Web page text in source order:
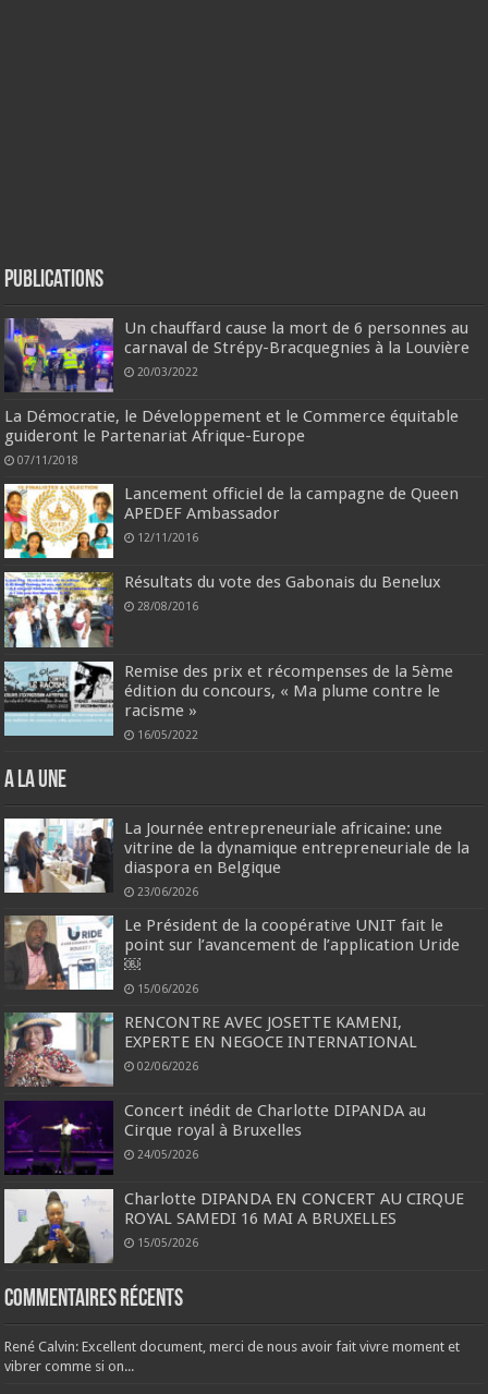
Publications
Un chauffard cause la mort de 6 personnes au
carnaval de Strépy-Bracquegnies à la Louvière
20/03/2022
La Démocratie, le Développement et le Commerce équitable
guideront le Partenariat Afrique-Europe
07/11/2018
Lancement officiel de la campagne de Queen
APEDEF Ambassador
12/11/2016
Résultats du vote des Gabonais du Benelux
28/08/2016
Remise des prix et récompenses de la 5ème
édition du concours, « Ma plume contre le
racisme »
16/05/2022
A la une
La Journée entrepreneuriale africaine: une
vitrine de la dynamique entrepreneuriale de la
diaspora en Belgique
23/06/2026
Le Président de la coopérative UNIT fait le
point sur l’avancement de l’application Uride
￼
15/06/2026
RENCONTRE AVEC JOSETTE KAMENI,
EXPERTE EN NEGOCE INTERNATIONAL
02/06/2026
Concert inédit de Charlotte DIPANDA au
Cirque royal à Bruxelles
24/05/2026
Charlotte DIPANDA EN CONCERT AU CIRQUE
ROYAL SAMEDI 16 MAI A BRUXELLES
15/05/2026
Commentaires récents
René Calvin: Excellent document, merci de nous avoir fait vivre moment et
vibrer comme si on...